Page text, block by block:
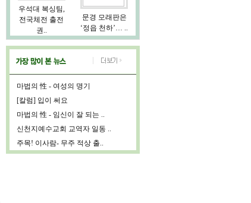
우석대 복싱팀,
전국체전 출전
권..
문경 모래판은
‘정읍 천하’… ..
마법의 性 - 여성의 명기
[칼럼] 입이 써요
마법의 性 - 임신이 잘 되는 ..
신천지예수교회 교역자 일동 ..
주목! 이사람- 무주 적상 출..